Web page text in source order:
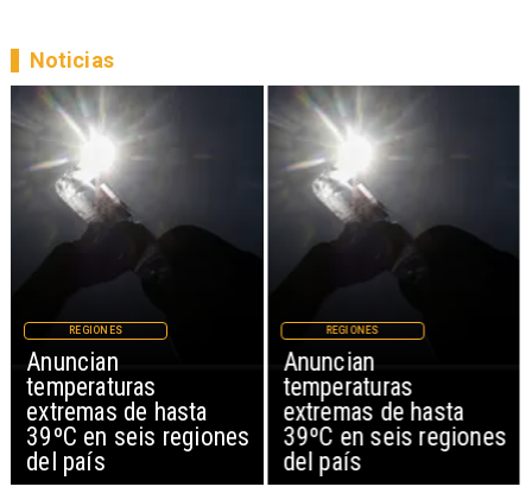
Anuncian
temperaturas
extremas de hasta
39ºC en seis regiones
del país
REGIONES
Anuncian
temperaturas
extremas de hasta
39ºC en seis regiones
del país
REGIONES
Noticias